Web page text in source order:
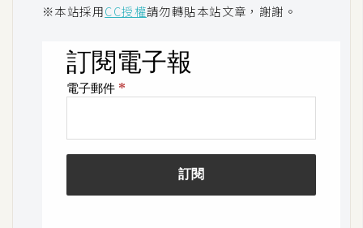
※本站採用CC授權請勿轉貼本站文章，謝謝。